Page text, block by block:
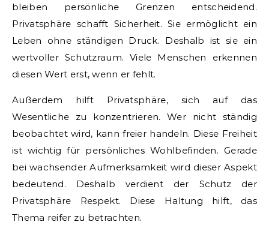
bleiben persönliche Grenzen entscheidend.
Privatsphäre schafft Sicherheit. Sie ermöglicht ein
Leben ohne ständigen Druck. Deshalb ist sie ein
wertvoller Schutzraum. Viele Menschen erkennen
diesen Wert erst, wenn er fehlt.
Außerdem hilft Privatsphäre, sich auf das
Wesentliche zu konzentrieren. Wer nicht ständig
beobachtet wird, kann freier handeln. Diese Freiheit
ist wichtig für persönliches Wohlbefinden. Gerade
bei wachsender Aufmerksamkeit wird dieser Aspekt
bedeutend. Deshalb verdient der Schutz der
Privatsphäre Respekt. Diese Haltung hilft, das
Thema reifer zu betrachten.